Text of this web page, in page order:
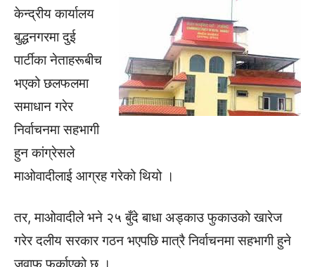
केन्द्रीय कार्यालय
बुद्धनगरमा दुई
पार्टीका नेताहरूबीच
भएको छलफलमा
समाधान गरेर
निर्वाचनमा सहभागी
हुन कांग्रेसले
माओवादीलाई आग्रह गरेको थियो ।
तर, माओवादीले भने २५ बुँदे बाधा अड्काउ फुकाउको खारेज
गरेर दलीय सरकार गठन भएपछि मात्रै निर्वाचनमा सहभागी हुने